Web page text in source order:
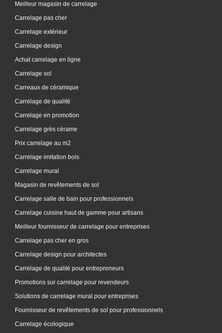
Meilleur magasin de carrelage
Carrelage pas cher
Carrelage extérieur
Carrelage design
Achat carrelage en ligne
Carrelage sol
Carreaux de céramique
Carrelage de qualité
Carrelage en promotion
Carrelage grès cérame
Prix carrelage au m2
Carrelage imitation bois
Carrelage mural
Magasin de revêtements de sol
Carrelage salle de bain pour professionnels
Carrelage cuisine haut de gamme pour artisans
Meilleur fournisseur de carrelage pour entreprises
Carrelage pas cher en gros
Carrelage design pour architectes
Carrelage de qualité pour entrepreneurs
Promotions sur carrelage pour revendeurs
Solutions de carrelage mural pour entreprises
Fournisseur de revêtements de sol pour professionnels
Carrelage écologique